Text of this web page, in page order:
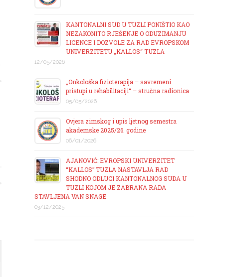
KANTONALNI SUD U TUZLI PONIŠTIO KAO
NEZAKONITO RJEŠENJE O ODUZIMANJU
LICENCE I DOZVOLE ZA RAD EVROPSKOM
UNIVERZITETU „KALLOS“ TUZLA
12/05/2026
„Onkološka fizioterapija – savremeni
pristupi u rehabilitaciji“ – stručna radionica
05/05/2026
Ovjera zimskog i upis ljetnog semestra
akademske 2025/26. godine
06/01/2026
AJANOVIĆ: EVROPSKI UNIVERZITET
“KALLOS” TUZLA NASTAVLJA RAD
SHODNO ODLUCI KANTONALNOG SUDA U
TUZLI KOJOM JE ZABRANA RADA
STAVLJENA VAN SNAGE
03/12/2025